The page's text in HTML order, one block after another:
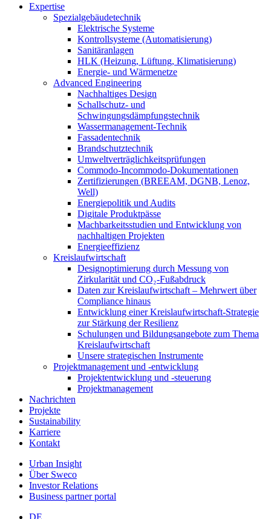
Expertise
Spezialgebäudetechnik
Elektrische Systeme
Kontrollsysteme (Automatisierung)
Sanitäranlagen
HLK (Heizung, Lüftung, Klimatisierung)
Energie- und Wärmenetze
Advanced Engineering
Nachhaltiges Design
Schallschutz- und
Schwingungsdämpfungstechnik
Wassermanagement-Technik
Fassadentechnik
Brandschutztechnik
Umweltverträglichkeitsprüfungen
Commodo-Incommodo-Dokumentationen
Zertifizierungen (BREEAM, DGNB, Lenoz,
Well)
Energiepolitik und Audits
Digitale Produktpässe
Machbarkeitsstudien und Entwicklung von
nachhaltigen Projekten
Energieeffizienz
Kreislaufwirtschaft
Designoptimierung durch Messung von
Zirkularität und CO₂-Fußabdruck
Daten zur Kreislaufwirtschaft – Mehrwert über
Compliance hinaus
Entwicklung einer Kreislaufwirtschaft-Strategie
zur Stärkung der Resilienz
Schulungen und Bildungsangebote zum Thema
Kreislaufwirtschaft
Unsere strategischen Instrumente
Projektmanagement und -entwicklung
Projektentwicklung und -steuerung
Projektmanagement
Nachrichten
Projekte
Sustainability
Karriere
Kontakt
Urban Insight
Über Sweco
Investor Relations
Business partner portal
DE